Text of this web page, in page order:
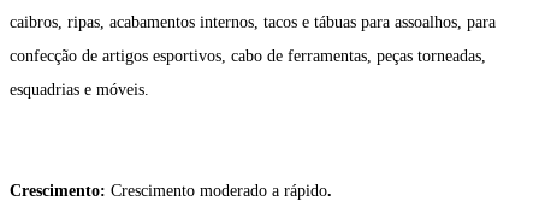
caibros, ripas, acabamentos internos, tacos e tábuas para assoalhos, para
confecção de artigos esportivos, cabo de ferramentas, peças torneadas,
esquadrias e móveis.
Crescimento: Crescimento moderado a rápido.